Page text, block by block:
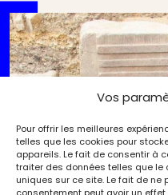
Vos
Pour offrir les meilleures
telles que les cookies pour
appareils. Le fait de consentir à
traiter des données telles que le
uniques sur ce site. Le fait de ne